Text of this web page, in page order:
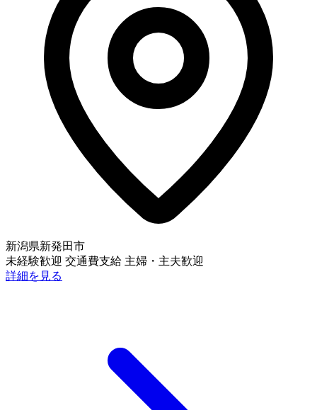
新潟県新発田市
未経験歓迎 交通費支給 主婦・主夫歓迎
詳細を見る